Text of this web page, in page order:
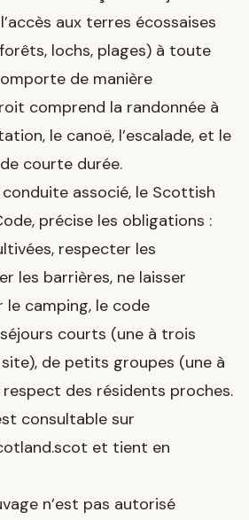
aux terres écossaises
lochs, plages) à toute
de manière
comprend la randonnée à
le canoë, l’escalade, et le
courte durée.
associé, le Scottish
précise les obligations :
respecter les
les barrières, ne laisser
le camping, le code
courts (une à trois
de petits groupes (une à
des résidents proches.
consultable sur
et tient en
n’est pas autorisé